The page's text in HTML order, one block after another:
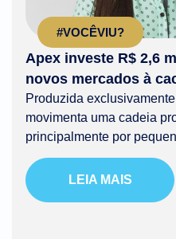
#VOCÊVIU?
Apex investe R$ 2,6
novos mercados à
Produzida
movimenta uma cadeia
principalmente por
LEIA MAIS